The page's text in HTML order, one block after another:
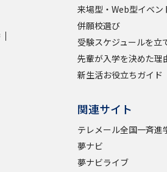
このサイトについて
テレメール進学カタログ
来場型・Web型イベン
併願校選び
受験スケジュールを立
先輩が入学を決めた理
新生活お役立ちガイド
関連サイト
テレメール全国一斉進
夢ナビ
夢ナビライブ